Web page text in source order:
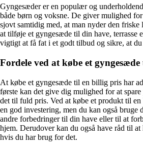
Gyngesæder er en populær og
både børn og voksne. De giver mulighed
sjovt samtidig med, at man nyder den
at tilføje et gyngesæde til din have, terrasse
vigtigt at få fat i et godt tilbud og sikre, at
Fordele ved at købe et
At købe et gyngesæde til en billig pris har
første kan det give dig mulighed for at
det til fuld pris. Ved at købe et produkt til
en god investering, men du kan også bruge
andre forbedringer til din have eller til at
hjem. Derudover kan du også have råd til
hvis du har brug for det.